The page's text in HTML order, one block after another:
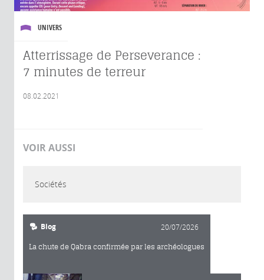
UNIVERS
Atterrissage de Perseverance :
7 minutes de terreur
08.02.2021
VOIR AUSSI
Sociétés
Blog 20/07/2026
La chute de Qabra confirmée par les archéologues